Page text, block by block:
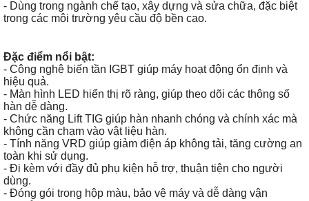
- Dùng trong ngành chế tạo, xây dựng và sửa chữa, đặc biệt
trong các môi trường yêu cầu độ bền cao.
Đặc điểm nổi bật:
- Công nghệ biến tần IGBT giúp máy hoạt động ổn định và
hiệu quả.
- Màn hình LED hiển thị rõ ràng, giúp theo dõi các thông số
hàn dễ dàng.
- Chức năng Lift TIG giúp hàn nhanh chóng và chính xác mà
không cần chạm vào vật liệu hàn.
- Tính năng VRD giúp giảm điện áp không tải, tăng cường an
toàn khi sử dụng.
- Đi kèm với đầy đủ phụ kiện hỗ trợ, thuận tiện cho người
dùng.
- Đóng gói trong hộp màu, bảo vệ máy và dễ dàng vận